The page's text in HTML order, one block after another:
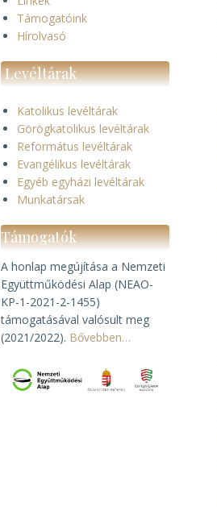
Támogatóink
Hírolvasó
Levéltárak
Katolikus levéltárak
Görögkatolikus levéltárak
Református levéltárak
Evangélikus levéltárak
Egyéb egyházi levéltárak
Munkatársak
Támogatók
A honlap megújítása a Nemzeti
Együttműködési Alap (NEAO-
KP-1-2021-2-1455)
támogatásával valósult meg
(2021/2022). Bővebben…